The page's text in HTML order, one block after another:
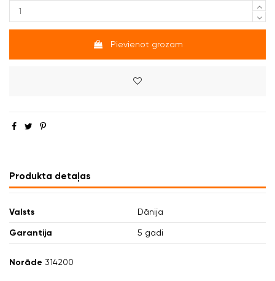
Pievienot grozam
Produkta detaļas
Valsts Dānija
Garantija 5 gadi
Norāde 314200